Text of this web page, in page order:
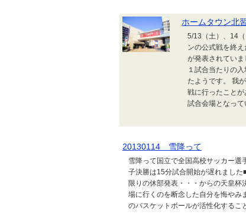
ホームタウン北
5/13（土）、14
ンの公式戦を終
が発表されていま
１試合当たりの
たようです。 我
戦に行ったこと
試合会場となっ
20130114 雪降って
雪降って国立で全国高校サッカー
子決勝は15分試合開始が遅れまし
限りの休部発表・・・からの天皇
場に行くのを断念した自分を悔やみ
のバスケットボールが活性化するこ